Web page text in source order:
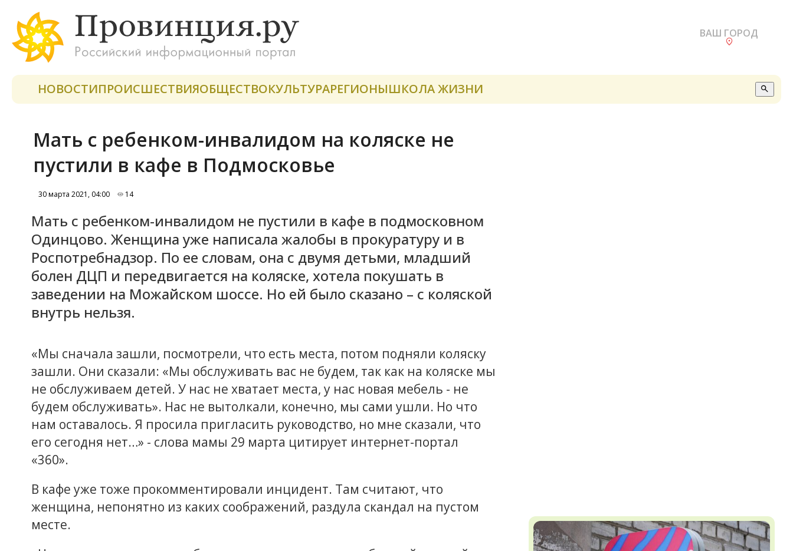
ВАШ ГОРОД
НОВОСТИПРОИСШЕСТВИЯОБЩЕСТВОКУЛЬТУРАРЕГИОНЫШКОЛА ЖИЗНИ
Мать с ребенком-инвалидом на коляске не
пустили в кафе в Подмосковье
30 марта 2021, 04:00 14
Мать с ребенком-инвалидом не пустили в кафе в подмосковном
Одинцово. Женщина уже написала жалобы в прокуратуру и в
Роспотребнадзор. По ее словам, она с двумя детьми, младший
болен ДЦП и передвигается на коляске, хотела покушать в
заведении на Можайском шоссе. Но ей было сказано – с коляской
внутрь нельзя.
«Мы сначала зашли, посмотрели, что есть места, потом подняли коляску
зашли. Они сказали: «Мы обслуживать вас не будем, так как на коляске мы
не обслуживаем детей. У нас не хватает места, у нас новая мебель - не
будем обслуживать». Нас не вытолкали, конечно, мы сами ушли. Но что
нам оставалось. Я просила пригласить руководство, но мне сказали, что
его сегодня нет…» - слова мамы 29 марта цитирует интернет-портал
«360».
В кафе уже тоже прокомментировали инцидент. Там считают, что
женщина, непонятно из каких соображений, раздула скандал на пустом
месте.